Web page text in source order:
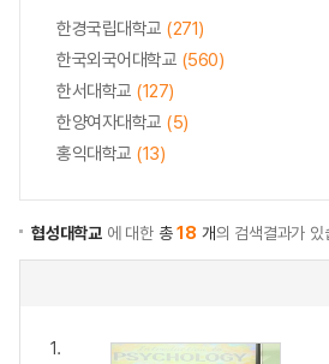
한경국립대학교 (271)
한국외국어대학교 (560)
한서대학교 (127)
한양여자대학교 (5)
홍익대학교 (13)
협성대학교 에 대한 총18 개의 검색결과가 있
1.